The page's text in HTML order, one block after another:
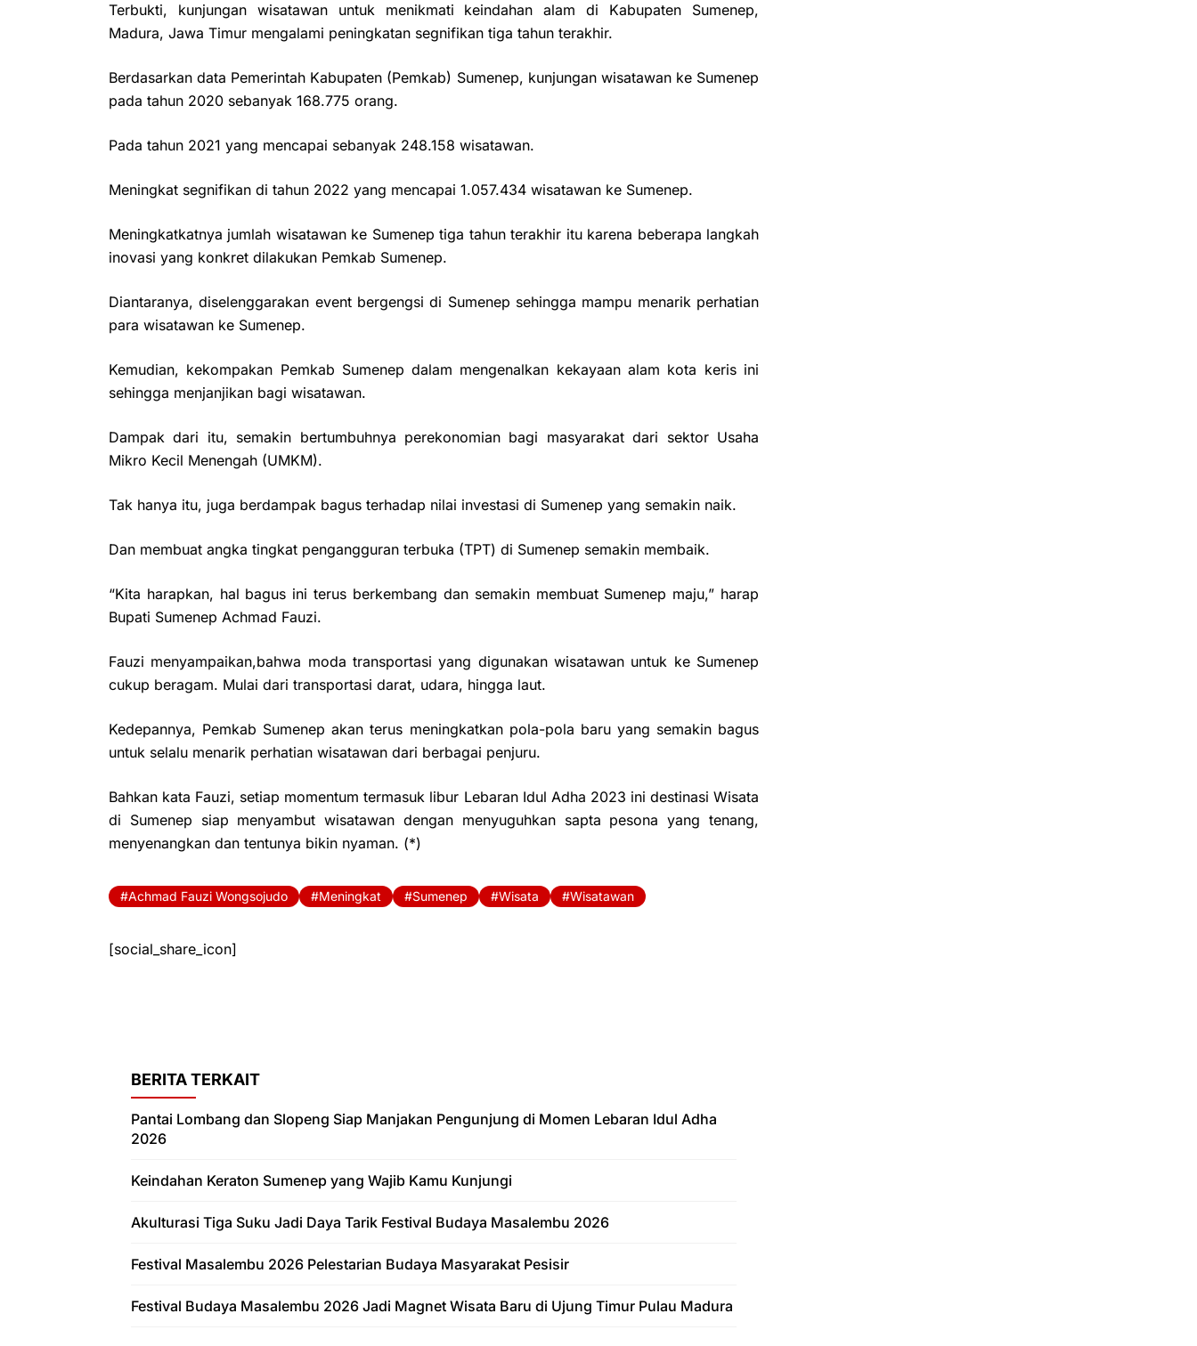
Terbukti, kunjungan wisatawan untuk menikmati keindahan alam di Kabupaten Sumenep,
Madura, Jawa Timur mengalami peningkatan segnifikan tiga tahun terakhir.
Berdasarkan data Pemerintah Kabupaten (Pemkab) Sumenep, kunjungan wisatawan ke Sumenep
pada tahun 2020 sebanyak 168.775 orang.
Pada tahun 2021 yang mencapai sebanyak 248.158 wisatawan.
Meningkat segnifikan di tahun 2022 yang mencapai 1.057.434 wisatawan ke Sumenep.
Meningkatkatnya jumlah wisatawan ke Sumenep tiga tahun terakhir itu karena beberapa langkah
inovasi yang konkret dilakukan Pemkab Sumenep.
Diantaranya, diselenggarakan event bergengsi di Sumenep sehingga mampu menarik perhatian
para wisatawan ke Sumenep.
Kemudian, kekompakan Pemkab Sumenep dalam mengenalkan kekayaan alam kota keris ini
sehingga menjanjikan bagi wisatawan.
Dampak dari itu, semakin bertumbuhnya perekonomian bagi masyarakat dari sektor Usaha
Mikro Kecil Menengah (UMKM).
Tak hanya itu, juga berdampak bagus terhadap nilai investasi di Sumenep yang semakin naik.
Dan membuat angka tingkat pengangguran terbuka (TPT) di Sumenep semakin membaik.
“Kita harapkan, hal bagus ini terus berkembang dan semakin membuat Sumenep maju,” harap
Bupati Sumenep Achmad Fauzi.
Fauzi menyampaikan,bahwa moda transportasi yang digunakan wisatawan untuk ke Sumenep
cukup beragam. Mulai dari transportasi darat, udara, hingga laut.
Kedepannya, Pemkab Sumenep akan terus meningkatkan pola-pola baru yang semakin bagus
untuk selalu menarik perhatian wisatawan dari berbagai penjuru.
Bahkan kata Fauzi, setiap momentum termasuk libur Lebaran Idul Adha 2023 ini destinasi Wisata
di Sumenep siap menyambut wisatawan dengan menyuguhkan sapta pesona yang tenang,
menyenangkan dan tentunya bikin nyaman. (*)
Achmad Fauzi Wongsojudo Meningkat Sumenep Wisata Wisatawan
[social_share_icon]
BERITA TERKAIT
Pantai Lombang dan Slopeng Siap Manjakan Pengunjung di Momen Lebaran Idul Adha
2026
Keindahan Keraton Sumenep yang Wajib Kamu Kunjungi
Akulturasi Tiga Suku Jadi Daya Tarik Festival Budaya Masalembu 2026
Festival Masalembu 2026 Pelestarian Budaya Masyarakat Pesisir
Festival Budaya Masalembu 2026 Jadi Magnet Wisata Baru di Ujung Timur Pulau Madura